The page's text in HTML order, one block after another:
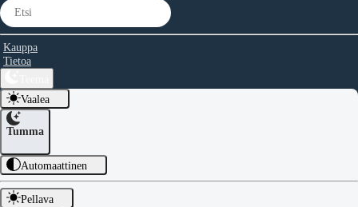
Kauppa
Tietoa
Vaalea
Tumma
Automaattinen
Pellava